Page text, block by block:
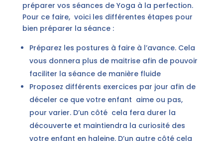
préparer vos séances de Yoga à la perfection.
Pour ce faire, voici les différentes étapes pour
bien préparer la séance :
Préparez les postures à faire à l’avance. Cela
vous donnera plus de maitrise afin de pouvoir
faciliter la séance de manière fluide
Proposez différents exercices par jour afin de
déceler ce que votre enfant aime ou pas,
pour varier. D’un côté cela fera durer la
découverte et maintiendra la curiosité des
votre enfant en haleine. D’un autre côté cela